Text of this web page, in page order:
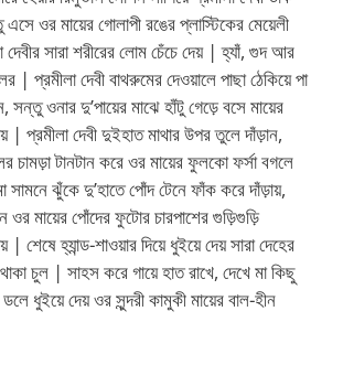
ওর মায়ের গোলাপী রঙের প্লাস্টিকের মেয়েলী
দেবীর সারা শরীরের লোম চেঁচে দেয় | হ্যাঁ, গুদ আর
| প্রমীলা দেবী বাথরুমের দেওয়ালে পাছা ঠেকিয়ে পা
সন্তু ওনার দু’পায়ের মাঝে হাঁটু গেড়ে বসে মায়ের
| প্রমীলা দেবী দুইহাত মাথার উপর তুলে দাঁড়ান,
চামড়া টানটান করে ওর মায়ের ফুলকো ফর্সা বগলে
সামনে ঝুঁকে দু’হাতে পোঁদ টেনে ফাঁক করে দাঁড়ায়,
ওর মায়ের পোঁদের ফুটোর চারপাশের গুড়িগুড়ি
শেষে হ্যান্ড-শাওয়ার দিয়ে ধুইয়ে দেয় সারা দেহের
চুল | সাহস করে গায়ে হাত রাখে, দেখে মা কিছু
ধুইয়ে দেয় ওর সুন্দরী কামুকী মায়ের বাল-হীন